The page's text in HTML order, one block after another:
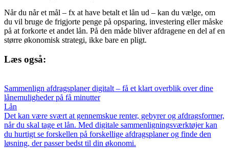
Når du når et mål – fx at have betalt et lån ud – kan du vælge, om
du vil bruge de frigjorte penge på opsparing, investering eller måske
på at forkorte et andet lån. På den måde bliver afdragene en del af en
større økonomisk strategi, ikke bare en pligt.
Læs også:
Sammenlign afdragsplaner digitalt – få et klart overblik over dine
lånemuligheder på få minutter
Lån
Det kan være svært at gennemskue renter, gebyrer og afdragsformer,
når du skal tage et lån. Med digitale sammenligningsværktøjer kan
du hurtigt se forskellen på forskellige afdragsplaner og finde den
løsning, der passer bedst til din økonomi.